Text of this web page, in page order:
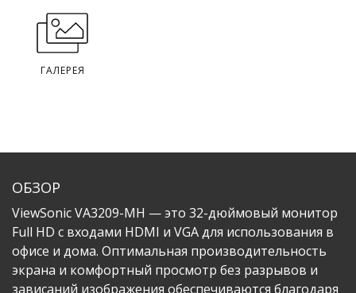
ГАЛЕРЕЯ
ОБЗОР
ViewSonic VA3209-MH — это 32-дюймовый монитор
Full HD с входами HDMI и VGA для использования в
офисе и дома. Оптимальная производительность
экрана и комфортный просмотр без разрывов и
зависаний изображения обеспечиваются благодаря